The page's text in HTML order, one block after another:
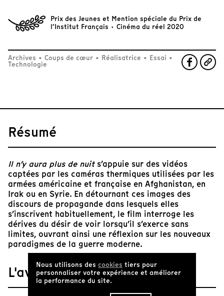
Prix des Jeunes et Mention spéciale du Prix de
l’Institut Français · Cinéma du réel 2020
Archives • Coups de cœur • Réalisatrice • Essai •
Technologie
Résumé
Il n’y aura plus de nuits’appuie sur des vidéos
captées par les caméras thermiques utilisées par les
armées américaine et française en Afghanistan, en
Irak ou en Syrie. En détournant ces images des
discours de propagande dans lesquels elles
s’inscrivent habituellement, le film interroge les
dérives du désir de voir lorsqu’il s’exerce sans
limites, ouvrant ainsi une réflexion sur les nouveaux
paradigmes de la guerre moderne.
L'avis de Tënk
Nous utilisons des cookies tiers pour
personnaliser votre expérience et améliorer
la performance du site.